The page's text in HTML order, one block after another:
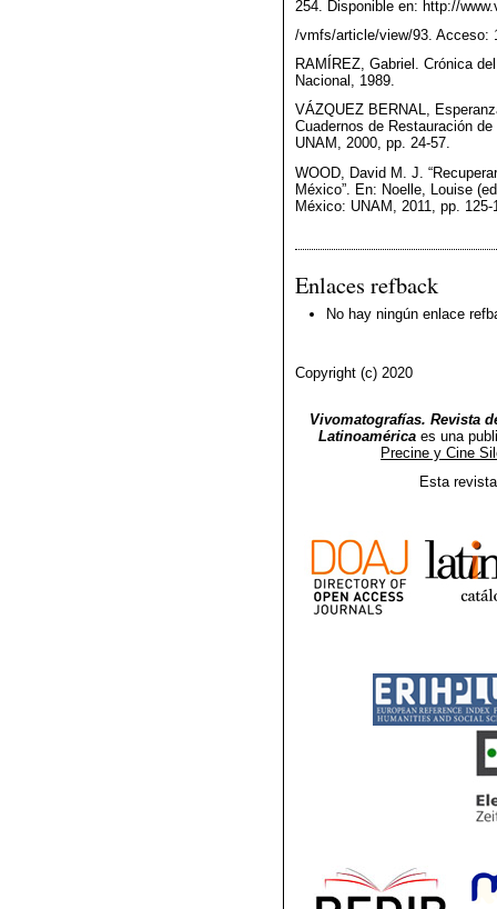
254. Disponible en: http://
/vmfs/article/view/93. Acceso:
RAMÍREZ, Gabriel. Crónica
Nacional, 1989.
VÁZQUEZ BERNAL,
Cuadernos de Restauración
UNAM, 2000, pp. 24-57.
WOOD, David M. J.
México”. En: Noelle, Louise
México: UNAM, 2011, pp. 125-
Enlaces refback
No hay ningún enlace
Copyright (c) 2020
Vivomatografías. Revista
Latinoamérica es una
Precine y Cine
Esta